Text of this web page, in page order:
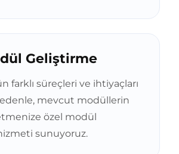
Geliştirme
farklı süreçleri ve ihtiyaçları
mevcut modüllerin
özel modül
sunuyoruz.